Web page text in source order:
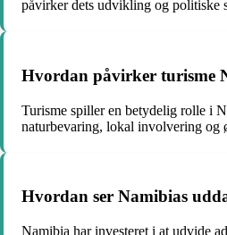
påvirker dets udvikling og politiske
Hvordan påvirker turisme
Turisme spiller en betydelig rolle i
naturbevaring, lokal involvering og
Hvordan ser Namibias
Namibia har investeret i at udvide